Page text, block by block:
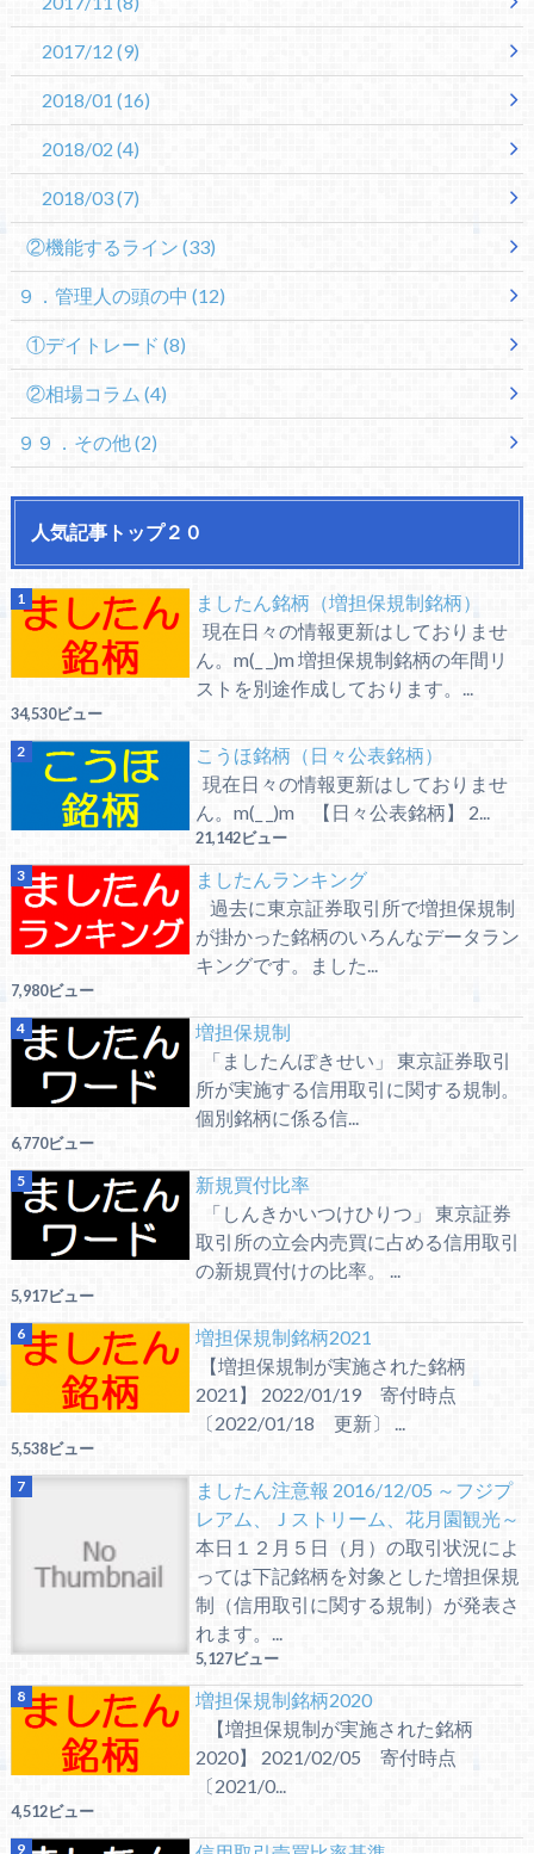
2017/12 (9)
2018/01 (16)
2018/02 (4)
2018/03(7)
②機能するライン (33)
９．管理人の頭の中 (12)
①デイトレード (8)
②相場コラム (4)
９９．その他(2)
人気記事トップ２０
ましたん銘柄（増担保規制銘柄）
現在日々の情報更新はしておりませ
ん。m(_ _)m 増担保規制銘柄の年間リ
ストを別途作成しております。...
34,530ビュー
こうほ銘柄（日々公表銘柄）
現在日々の情報更新はしておりませ
ん。m(_ _)m 【日々公表銘柄】 2...
21,142ビュー
ましたんランキング
過去に東京証券取引所で増担保規制
が掛かった銘柄のいろんなデータラン
キングです。ました...
7,980ビュー
増担保規制
「ましたんぽきせい」 東京証券取引
所が実施する信用取引に関する規制。
個別銘柄に係る信...
6,770ビュー
新規買付比率
「しんきかいつけひりつ」 東京証券
取引所の立会内売買に占める信用取引
の新規買付けの比率。 ...
5,917ビュー
増担保規制銘柄2021
【増担保規制が実施された銘柄
2021】 2022/01/19 寄付時点
〔2022/01/18 更新〕 ...
5,538ビュー
ましたん注意報 2016/12/05 ～フジプ
レアム、Ｊストリーム、花月園観光～
本日１２月５日（月）の取引状況によ
っては下記銘柄を対象とした増担保規
制（信用取引に関する規制）が発表さ
れます。...
5,127ビュー
増担保規制銘柄2020
【増担保規制が実施された銘柄
2020】 2021/02/05 寄付時点
〔2021/0...
4,512ビュー